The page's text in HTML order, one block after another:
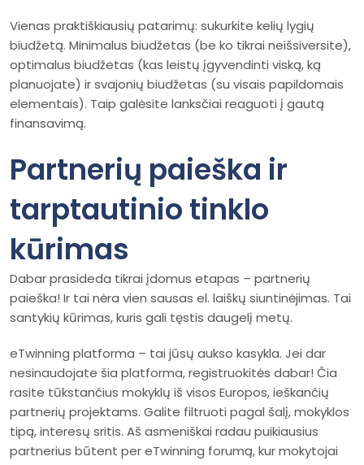
Vienas praktiškiausių patarimų: sukurkite kelių lygių
biudžetą. Minimalus biudžetas (be ko tikrai neišsiversite),
optimalus biudžetas (kas leistų įgyvendinti viską, ką
planuojate) ir svajonių biudžetas (su visais papildomais
elementais). Taip galėsite lanksčiai reaguoti į gautą
finansavimą.
Partnerių paieška ir
tarptautinio tinklo
kūrimas
Dabar prasideda tikrai įdomus etapas – partnerių
paieška! Ir tai nėra vien sausas el. laiškų siuntinėjimas. Tai
santykių kūrimas, kuris gali tęstis daugelį metų.
eTwinning platforma – tai jūsų aukso kasykla. Jei dar
nesinaudojate šia platforma, registruokitės dabar! Čia
rasite tūkstančius mokyklų iš visos Europos, ieškančių
partnerių projektams. Galite filtruoti pagal šalį, mokyklos
tipą, interesų sritis. Aš asmeniškai radau puikiausius
partnerius būtent per eTwinning forumą, kur mokytojai